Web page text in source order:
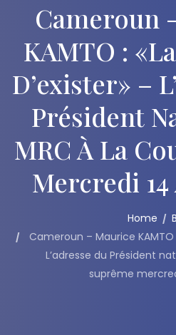
Cameroun
KAMTO :
D’exister» –
Président
MRC À La
Mercredi 14
Home
Cameroun – Maurice
L’adresse du Président
suprême